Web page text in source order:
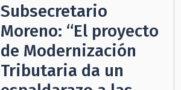
Subsecretario
Moreno: “El proyecto
de Modernización
Tributaria da un